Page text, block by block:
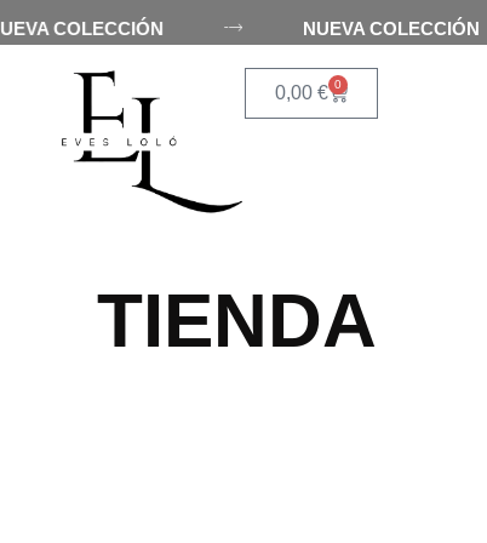
NUEVA COLECCIÓN
NUEVA COLECCIÓN INICIO
0,00 € 0
TIENDA